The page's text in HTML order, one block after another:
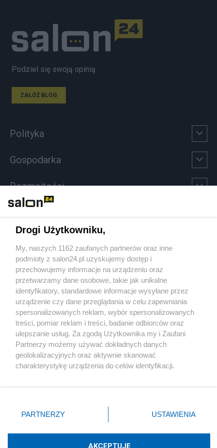
Podziel się swoją opinią
ZAŁÓŻ BLOG
Polityka
Gospodarka
Rozmaitości
Sport
Społeczeństwo
Kultura
X Facebook Instagram Youtube
Drogi Użytkowniku,
My, naszych 1162 zaufanych partnerów oraz inne
podmioty z salon24.pl uzyskujemy dostęp i
przechowujemy informacje na urządzeniu oraz
przetwarzamy dane osobowe, takie jak unikalne
identyfikatory, standardowe informacje wysyłane przez
urządzenie czy dane przeglądania w celu zapewniania
spersonalizowanych reklam, wybór spersonalizowanych
treści, pomiar reklam i treści, badanie odbiorców oraz
ulepszanie usług. Za zgodą Użytkownika my i Zaufani
Partnerzy możemy używać dokładnych danych
geolokalizacyjnych oraz aktywnie skanować
charakterystykę urządzenia do celów identyfikacji.
zmienić/wycofać klikając przycisk ustawień prywatności
znajdujący się w lewym dolnym rogu strony
rodzaje przetwarzania danych nie wymagają zgody
użytkownika, ale masz prawo sprzeciwić się takiemu
PARTNERZY USTAWIENIA
AKCEPTUJĘ